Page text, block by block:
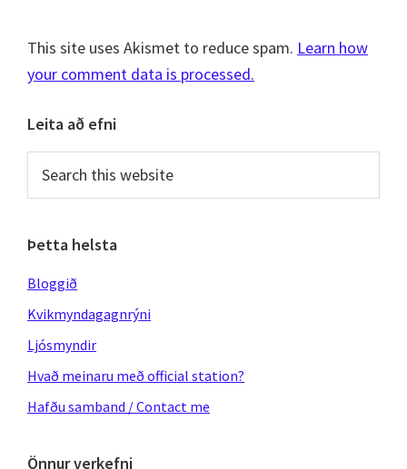
This site uses Akismet to reduce spam. Learn how
your comment data is processed.
Primary
Sidebar
Leita að efni
this
Þetta helsta
Bloggið
Kvikmyndagagnrýni
Ljósmyndir
Hvað meinaru með official station?
Hafðu samband / Contact me
Önnur verkefni